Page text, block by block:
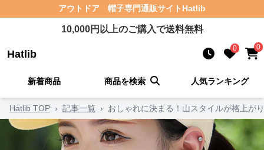
アウトドア 帽子専門通販サイト Hatlib
10,000円以上のご購入で送料無料
Hatlib 0 0
新着商品 商品を検索 人気ランキング
Hatlib TOP › 記事一覧 › おしゃれに決まる！山スタイルが格上が